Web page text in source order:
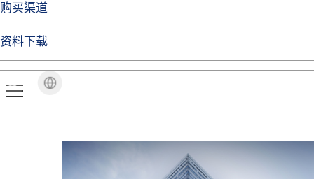
购买渠道
资料下载
品牌视角